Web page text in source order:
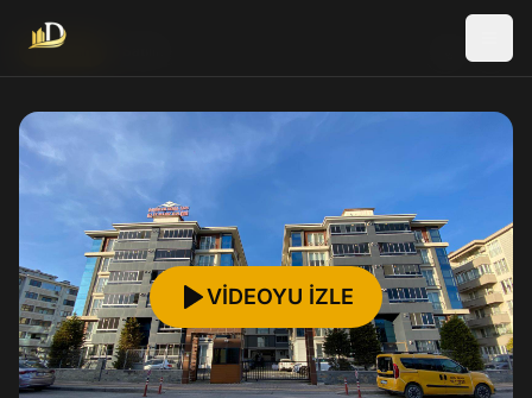
Yeni İlan
VİDEOYU İZLE